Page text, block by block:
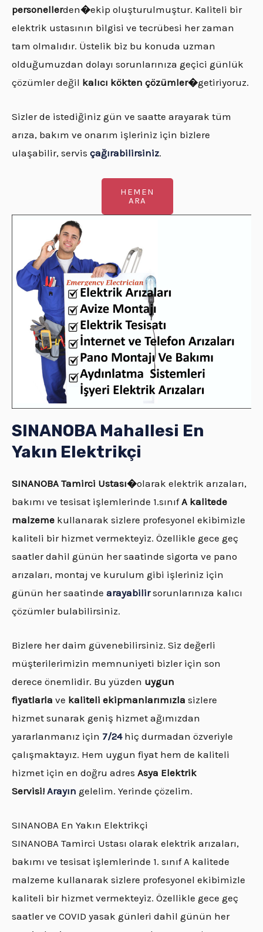
personellerden�ekip oluşturulmuştur. Kaliteli bir
elektrik ustasının bilgisi ve tecrübesi her zaman
tam olmalıdır. Üstelik biz bu konuda uzman
olduğumuzdan dolayı sorunlarınıza geçici günlük
çözümler değil kalıcı kökten çözümler�getiriyoruz.
Sizler de istediğiniz gün ve saatte arayarak tüm
arıza, bakım ve onarım işleriniz için bizlere
ulaşabilir, servis çağırabilirsiniz.
HEMEN
ARA
SINANOBA Mahallesi En
Yakın Elektrikçi
SINANOBA Tamirci Ustası�olarak elektrik arızaları,
bakımı ve tesisat işlemlerinde 1.sınıfA kalitede
malzeme kullanarak sizlere profesyonel ekibimizle
kaliteli bir hizmet vermekteyiz. Özellikle gece geç
saatler dahil günün her saatinde sigorta ve pano
arızaları, montaj ve kurulum gibi işleriniz için
günün her saatinde arayabilirsorunlarınıza kalıcı
çözümler bulabilirsiniz.
Bizlere her daim güvenebilirsiniz. Siz değerli
müşterilerimizin memnuniyeti bizler için son
derece önemlidir. Bu yüzden uygun
fiyatlarla ve kaliteli ekipmanlarımızla sizlere
hizmet sunarak geniş hizmet ağımızdan
yararlanmanız için 7/24hiç durmadan özveriyle
çalışmaktayız. Hem uygun fiyat hem de kaliteli
hizmet için en doğru adres Asya Elektrik
Servisi! Arayın gelelim. Yerinde çözelim.
SINANOBA En Yakın Elektrikçi
SINANOBA Tamirci Ustası olarak elektrik arızaları,
bakımı ve tesisat işlemlerinde 1. sınıf A kalitede
malzeme kullanarak sizlere profesyonel ekibimizle
kaliteli bir hizmet vermekteyiz. Özellikle gece geç
saatler ve COVID yasak günleri dahil günün her